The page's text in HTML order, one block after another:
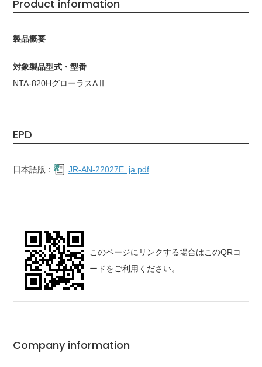
Product information
製品概要
対象製品型式・型番
NTA-820HグローラスAⅡ
EPD
日本語版： JR-AN-22027E_ja.pdf
このページにリンクする場合はこのQRコ
ードをご利用ください。
Company information